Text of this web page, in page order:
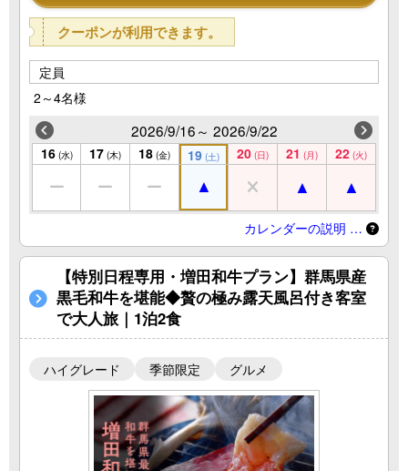
クーポンが利用できます。
定員
2～4名様
2026/9/16～ 2026/9/22
16 (水) 17 (木) 18 (金) 19 (土) 20 (日) 21 (月) 22 (火)
カレンダーの説明 …
【特別日程専用・増田和牛プラン】群馬県産
黒毛和牛を堪能◆贅の極み露天風呂付き客室
で大人旅｜1泊2食
ハイグレード 季節限定 グルメ